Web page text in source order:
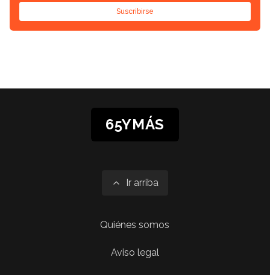
Suscribirse
65YMÁS
Ir arriba
Quiénes somos
Aviso legal